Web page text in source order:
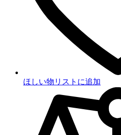
ほしい物リストに追加